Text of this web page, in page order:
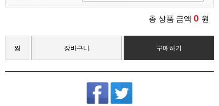
총 상품 금액 0 원
찜 장바구니 구매하기